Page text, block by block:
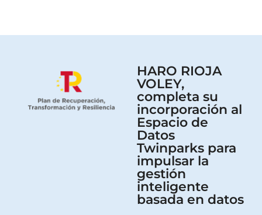
HARO RIOJA
VOLEY,
completa su
incorporación al
Espacio de
Datos
Twinparks para
impulsar la
gestión
inteligente
basada en datos